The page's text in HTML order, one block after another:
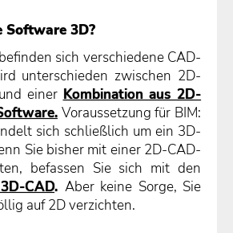
Software 3D?
sich verschiedene CAD-
unterschieden zwischen 2D-
einer Kombination aus 2D-
Voraussetzung für BIM:
sich schließlich um ein 3D-
Sie bisher mit einer 2D-CAD-
befassen Sie sich mit den
CAD. Aber keine Sorge, Sie
auf 2D verzichten.